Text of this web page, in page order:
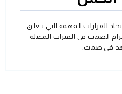
القرارات المهمة التي تتعلق
الصمت في الفترات المقبلة
في صمت.